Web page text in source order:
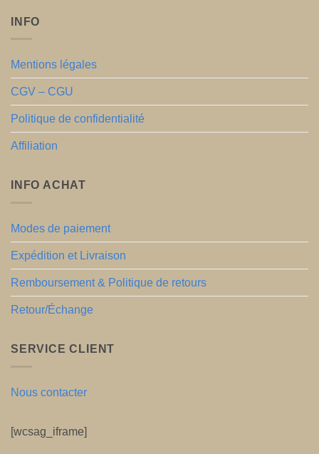
INFO
Mentions légales
CGV – CGU
Politique de confidentialité
Affiliation
INFO ACHAT
Modes de paiement
Expédition et Livraison
Remboursement & Politique de retours
Retour/Échange
SERVICE CLIENT
Nous contacter
[wcsag_iframe]